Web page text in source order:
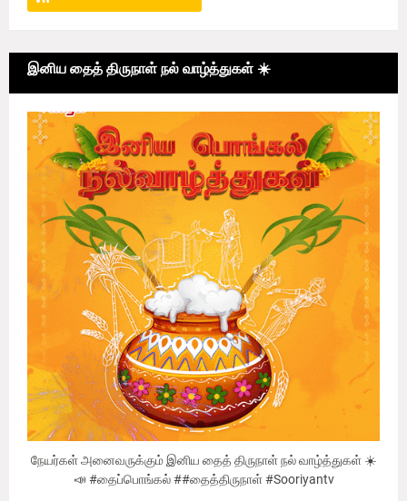
இனிய தைத் திருநாள் நல் வாழ்த்துகள் ☀️
நேயர்கள் அனைவருக்கும் இனிய தைத் திருநாள் நல் வாழ்த்துகள் ☀️
📣 #தைப்பொங்கல் ##தைத்திருநாள் #Sooriyantv